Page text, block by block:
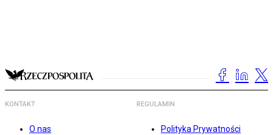
KONTAKT
O nas
REGULAMIN
Polityka Prywatności